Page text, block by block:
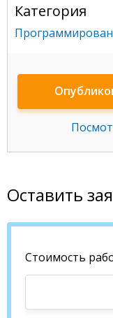
Категория
Оставить
Стоимость